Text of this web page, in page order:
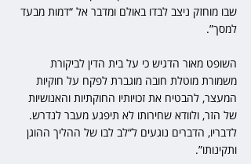
שבו מוחזק ניצב לבדו באולם ומדבר אל “דמות מבעד
למסך”.
השופט מאור הדגיש כי על בית הדין לביקורת
משמורת מוטלת חובה מוגברת לפקח על חוקיות
המעצר, להבטיח את זכויותיו החוקתיות והאנושיות
של הזר, ולוודא שחירותו לא תיפגע מעבר לנדרש.
לדבריו, הדברים נוגעים ל“לב לבו של ההליך ההוגן
ותקינותו”.